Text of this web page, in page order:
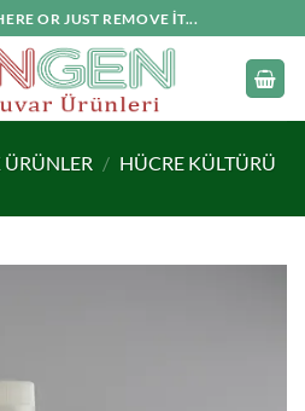
OR JUST REMOVE IT...
/ HÜCRE KÜLTÜRÜ